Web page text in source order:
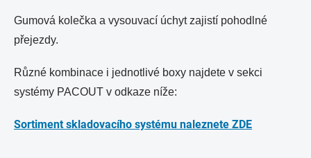
Gumová kolečka a vysouvací úchyt zajistí pohodlné
přejezdy.
Různé kombinace i jednotlivé boxy najdete v sekci
systémy PACOUT v odkaze níže:
Sortiment skladovacího systému naleznete ZDE